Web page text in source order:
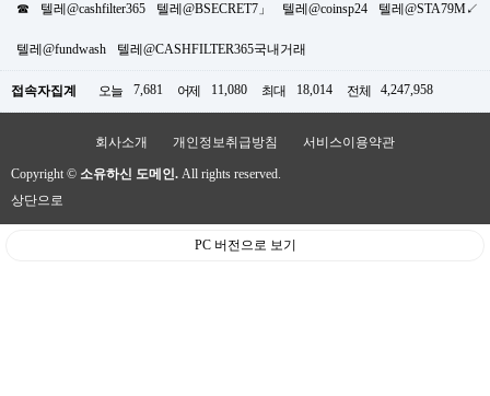
☎ 텔레@cashfilter365 텔레@BSECRET7」 텔레@coinsp24 텔레@STA79M↙
텔레@fundwash 텔레@CASHFILTER365국내거래
접속자집계 오늘 7,681 어제 11,080 최대 18,014 전체 4,247,958
회사소개 개인정보취급방침 서비스이용약관
Copyright © 소유하신 도메인. All rights reserved.
상단으로
PC 버전으로 보기